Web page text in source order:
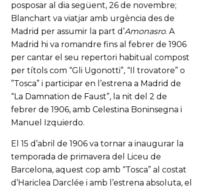
posposar al dia següent, 26 de novembre;
Blanchart va viatjar amb urgència des de
Madrid per assumir la part d’Amonasro. A
Madrid hi va romandre fins al febrer de 1906
per cantar el seu repertori habitual compost
per títols com “Gli Ugonotti”, “Il trovatore” o
”Tosca” i participar en l’estrena a Madrid de
“La Damnation de Faust”, la nit del 2 de
febrer de 1906, amb Celestina Boninsegna i
Manuel Izquierdo.
El 15 d’abril de 1906 va tornar a inaugurar la
temporada de primavera del Liceu de
Barcelona, aquest cop amb “Tosca” al costat
d’Hariclea Darclée i amb l’estrena absoluta, el